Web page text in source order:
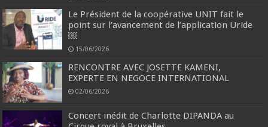
Le Président de la coopérative UNIT fait le
point sur l’avancement de l’application Uride
￼
15/06/2026
RENCONTRE AVEC JOSETTE KAMENI,
EXPERTE EN NEGOCE INTERNATIONAL
02/06/2026
Concert inédit de Charlotte DIPANDA au